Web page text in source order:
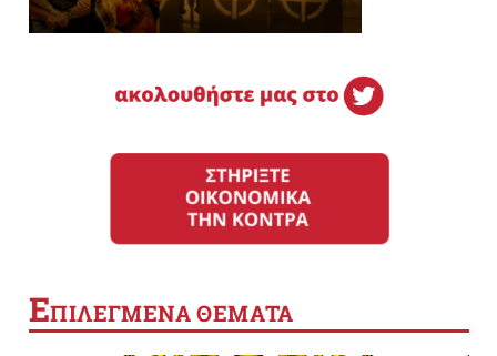
ΕΠΙΛΕΓΜΕΝΑ ΘΕΜΑΤΑ